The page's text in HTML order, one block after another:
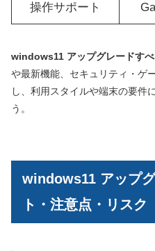
操作サポート
windows11 アップグレードす
や最新機能、セキュリティ・ゲ
し、利用スタイルや端末の要件
う。
windows11 アップ
ト・注意点・リスク